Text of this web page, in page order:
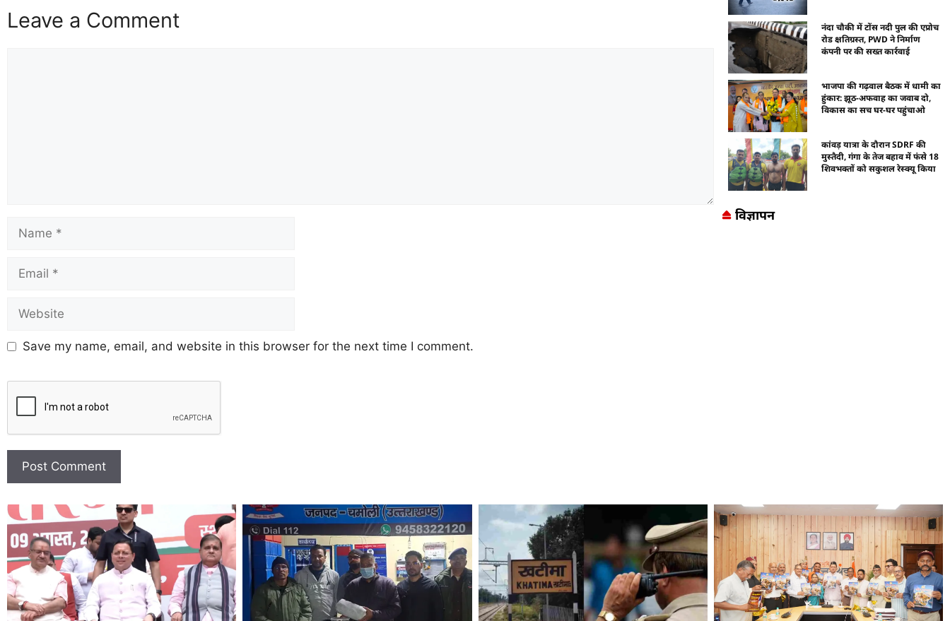
Leave a Comment
Save my name, email, and website in this browser for the next time I comment.
नंदा चौकी में टोंस नदी पुल की एप्रोच
रोड क्षतिग्रस्त, PWD ने निर्माण
कंपनी पर की सख्त कार्रवाई
भाजपा की गढ़वाल बैठक में धामी का
हुंकार: झूठ-अफवाह का जवाब दो,
विकास का सच घर-घर पहुंचाओ
कांवड़ यात्रा के दौरान SDRF की
मुस्तैदी, गंगा के तेज बहाव में फंसे 18
शिवभक्तों को सकुशल रेस्क्यू किया
विज्ञापन